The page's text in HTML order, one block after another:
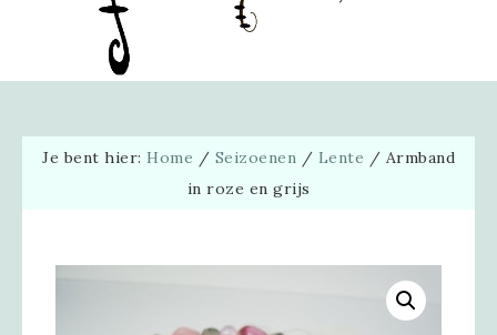
Je bent hier: Home / Seizoenen / Lente / Armband
in roze en grijs